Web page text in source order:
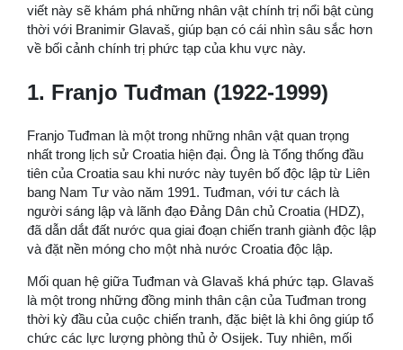
viết này sẽ khám phá những nhân vật chính trị nổi bật cùng
thời với Branimir Glavaš, giúp bạn có cái nhìn sâu sắc hơn
về bối cảnh chính trị phức tạp của khu vực này.
1. Franjo Tuđman (1922-1999)
Franjo Tuđman là một trong những nhân vật quan trọng
nhất trong lịch sử Croatia hiện đại. Ông là Tổng thống đầu
tiên của Croatia sau khi nước này tuyên bố độc lập từ Liên
bang Nam Tư vào năm 1991. Tuđman, với tư cách là
người sáng lập và lãnh đạo Đảng Dân chủ Croatia (HDZ),
đã dẫn dắt đất nước qua giai đoạn chiến tranh giành độc lập
và đặt nền móng cho một nhà nước Croatia độc lập.
Mối quan hệ giữa Tuđman và Glavaš khá phức tạp. Glavaš
là một trong những đồng minh thân cận của Tuđman trong
thời kỳ đầu của cuộc chiến tranh, đặc biệt là khi ông giúp tổ
chức các lực lượng phòng thủ ở Osijek. Tuy nhiên, mối